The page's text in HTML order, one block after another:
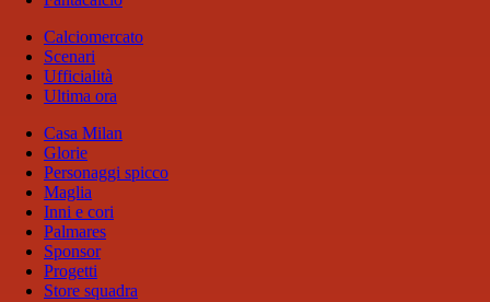
Calciomercato
Scenari
Ufficialità
Ultima ora
Casa Milan
Glorie
Personaggi spicco
Maglia
Inni e cori
Palmares
Sponsor
Progetti
Store squadra